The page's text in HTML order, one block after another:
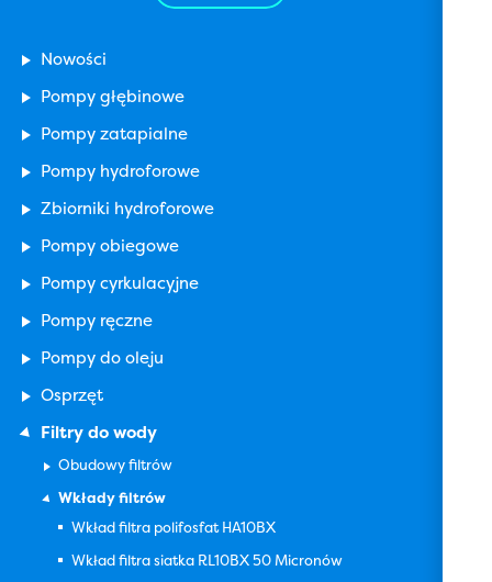
Nowości
Pompy głębinowe
Pompy zatapialne
Pompy hydroforowe
Zbiorniki hydroforowe
Pompy obiegowe
Pompy cyrkulacyjne
Pompy ręczne
Pompy do oleju
Osprzęt
Filtry do wody
Obudowy filtrów
Wkłady filtrów
Wkład filtra polifosfat HA10BX
Wkład filtra siatka RL10BX 50 Micronów